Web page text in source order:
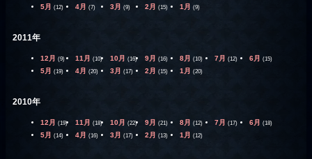
5月 (12) 4月 (7) 3月 (9) 2月 (15) 1月 (9)
2011年
12月 (9) 11月 (10) 10月 (16) 9月 (16) 8月 (10) 7月 (12) 6月 (15)
5月 (19) 4月 (20) 3月 (17) 2月 (15) 1月 (20)
2010年
12月 (19) 11月 (18) 10月 (22) 9月 (21) 8月 (12) 7月 (17) 6月 (18)
5月 (14) 4月 (16) 3月 (17) 2月 (13) 1月 (12)